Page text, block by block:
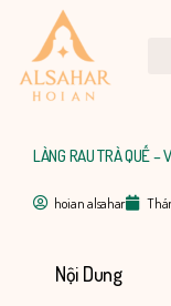
dung
LÀNG RAU TRÀ QUẾ –
hoian alsahar
Nội Dung